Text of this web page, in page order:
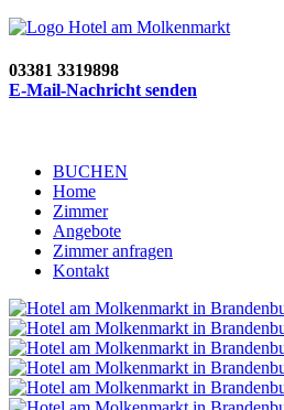
03381 3319898
E-Mail-Nachricht senden
BUCHEN
Home
Zimmer
Angebote
Zimmer anfragen
Kontakt